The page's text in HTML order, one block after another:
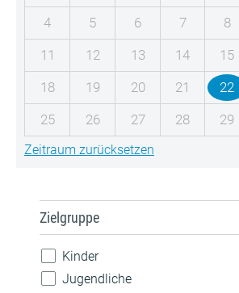
4
5 6 7 8
11
12 13 14 15
18
19 20 21 22
25
26 27 28 29
Zeitraum zurücksetzen
Zielgruppe
Kinder
Jugendliche